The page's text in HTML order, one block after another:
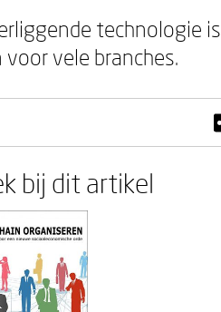
technologie is
vele branches.
bij dit artikel